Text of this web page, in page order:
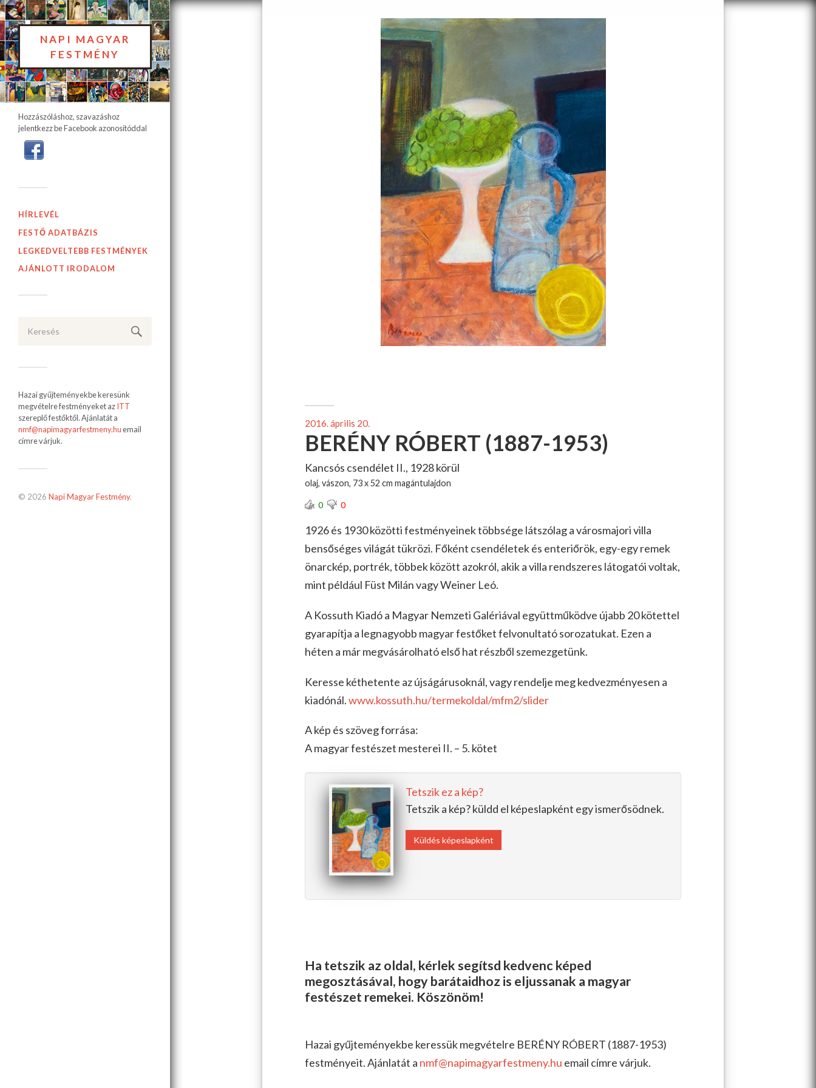
NAPI MAGYAR
FESTMÉNY
Hozzászóláshoz, szavazáshoz
jelentkezz be Facebook azonosítóddal
HÍRLEVÉL
FESTŐ ADATBÁZIS
LEGKEDVELTEBB FESTMÉNYEK
AJÁNLOTT IRODALOM
Hazai gyűjteményekbe keresünk
megvételre festményeket azITT
szereplő festőktől. Ajánlatát a
nmf@napimagyarfestmeny.hu email
címre várjuk.
© 2026 Napi Magyar Festmény.
2016. április 20.
BERÉNY RÓBERT (1887-1953)
Kancsós csendélet II., 1928 körül
olaj, vászon, 73 x 52 cm magántulajdon
0 0
1926 és 1930 közötti festményeinek többsége látszólag a városmajori villa
bensőséges világát tükrözi. Főként csendéletek és enteriőrök, egy-egy remek
önarckép, portrék, többek között azokról, akik a villa rendszeres látogatói voltak,
mint például Füst Milán vagy Weiner Leó.
A Kossuth Kiadó a Magyar Nemzeti Galériával együttműködve újabb 20 kötettel
gyarapítja a legnagyobb magyar festőket felvonultató sorozatukat. Ezen a
héten a már megvásárolható első hat részből szemezgetünk.
Keresse kéthetente az újságárusoknál, vagy rendelje meg kedvezményesen a
kiadónál.www.kossuth.hu/termekoldal/mfm2/slider
A kép és szöveg forrása:
A magyar festészet mesterei II. – 5. kötet
Tetszik ez a kép?
Tetszik a kép? küldd el képeslapként egy ismerősödnek.
Küldés képeslapként
Ha tetszik az oldal, kérlek segítsd kedvenc képed
megosztásával, hogy barátaidhoz is eljussanak a magyar
festészet remekei. Köszönöm!
Hazai gyűjteményekbe keressük megvételre BERÉNY RÓBERT (1887-1953)
festményeit. Ajánlatát a nmf@napimagyarfestmeny.hu email címre várjuk.